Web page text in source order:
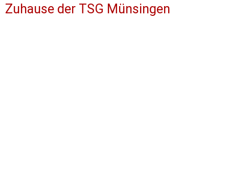
Zuhause der TSG Münsingen